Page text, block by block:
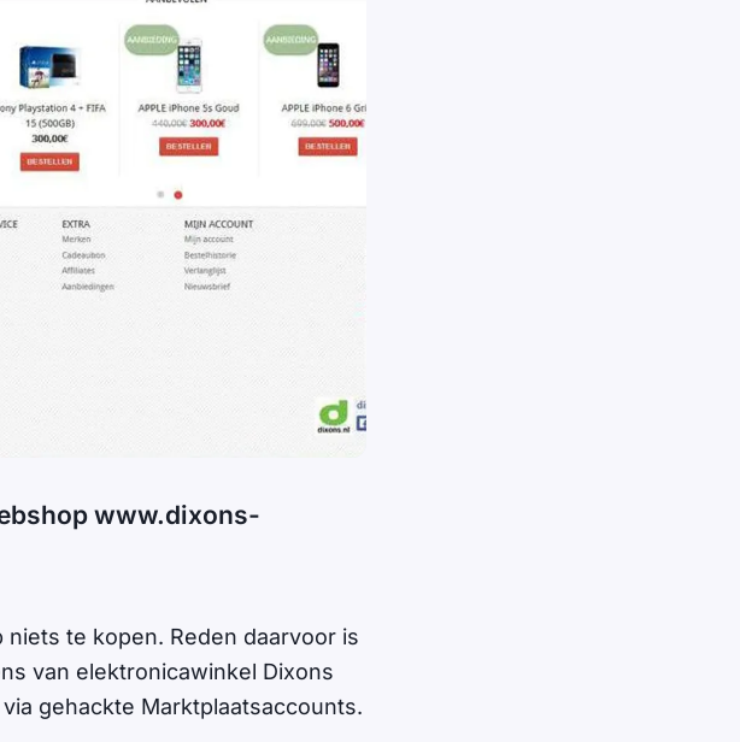
www.dixons-
te kopen. Reden daarvoor is
van elektronicawinkel Dixons
gehackte Marktplaatsaccounts.